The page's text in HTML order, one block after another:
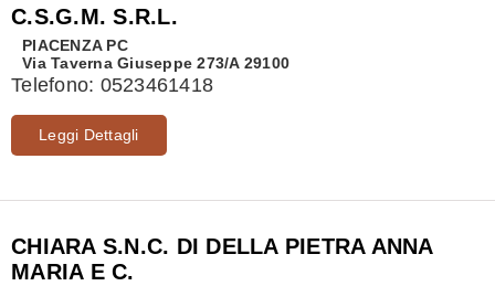
C.S.G.M. S.R.L.
PIACENZA PC
Via Taverna Giuseppe 273/A 29100
Telefono: 0523461418
Leggi Dettagli
CHIARA S.N.C. DI DELLA PIETRA ANNA
MARIA E C.